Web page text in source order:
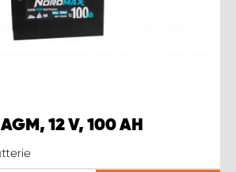
12 V, 100 AH